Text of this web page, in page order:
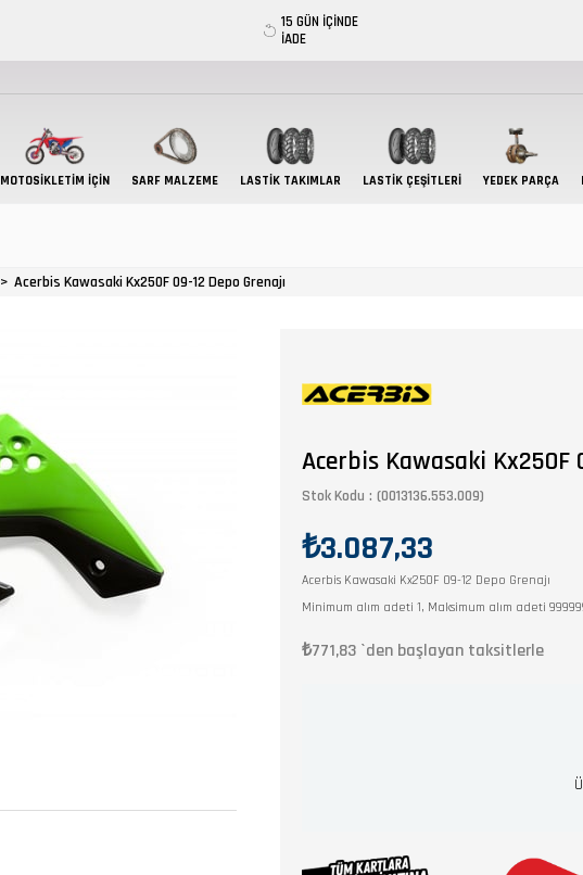
15 GÜN İÇİNDE
İADE
MOTOSIKLETIM İÇIN SARF MALZEME LASTIK TAKIMLAR LASTİK ÇEŞİTLERİ YEDEK PARÇA
Acerbis Kawasaki Kx250F 09-12 Depo Grenajı
Acerbis Kawasaki Kx250F
Stok Kodu (0013136.553.009)
₺3.087,33
Acerbis Kawasaki Kx250F 09-12 Depo Grenajı
Minimum alım adeti 1, Maksimum alım adeti
₺771,83 `den başlayan taksitlerle